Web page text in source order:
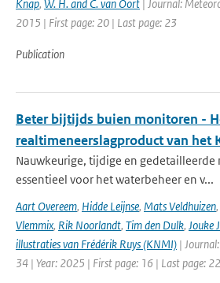
Knap, W. H. and C. van Oort | Journal:
2015 | First page: 20 | Last page: 23
Publication
Beter bijtijds buien monitoren -
realtimeneerslagproduct van het
Nauwkeurige, tijdige en
essentieel voor het waterbeheer en v...
Aart Overeem, Hidde Leijnse, Mats Veldhuizen,
Vlemmix, Rik Noorlandt, Tim den Dulk, Jouke
illustraties van Frédérik Ruys (KNMI) |
34 | Year: 2025 | First page: 16 | Last page: 22